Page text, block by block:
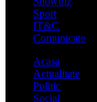
Sport
IT&C
Comunicate
Acasa
Actualitate
Politic
Social